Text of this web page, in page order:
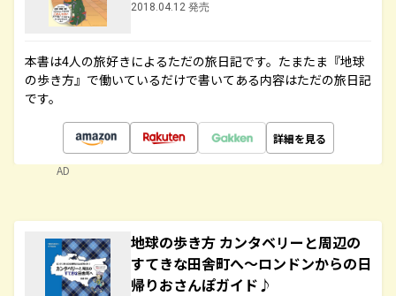
2018.04.12 発売
本書は4人の旅好きによるただの旅日記です。たまたま『地球
の歩き方』で働いているだけで書いてある内容はただの旅日記
です。
詳細を見る
AD
地球の歩き方 カンタベリーと周辺の
すてきな田舎町へ～ロンドンからの日
帰りおさんぽガイド♪